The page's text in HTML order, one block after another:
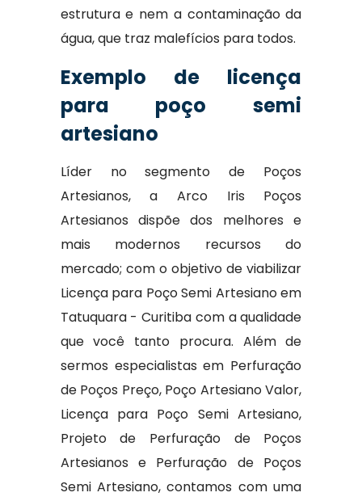
estrutura e nem a contaminação da
água, que traz malefícios para todos.
Exemplo de licença
para poço semi
artesiano
Líder no segmento de Poços
Artesianos, a Arco Iris Poços
Artesianos dispõe dos melhores e
mais modernos recursos do
mercado; com o objetivo de viabilizar
Licença para Poço Semi Artesiano em
Tatuquara - Curitiba com a qualidade
que você tanto procura. Além de
sermos especialistas em Perfuração
de Poços Preço, Poço Artesiano Valor,
Licença para Poço Semi Artesiano,
Projeto de Perfuração de Poços
Artesianos e Perfuração de Poços
Semi Artesiano, contamos com uma